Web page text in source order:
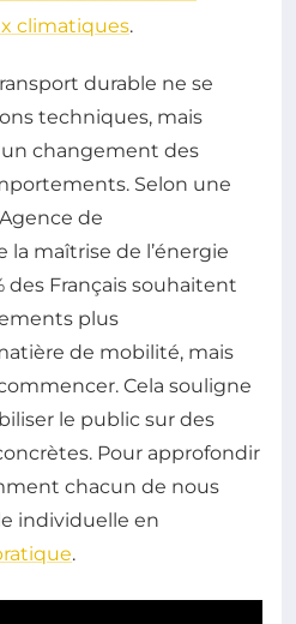
climatiques.
durable ne se
techniques, mais
changement des
Selon une
de
la maîtrise de l’énergie
des Français souhaitent
plus
de mobilité, mais
Cela souligne
le public sur des
Pour approfondir
chacun de nous
individuelle en
.